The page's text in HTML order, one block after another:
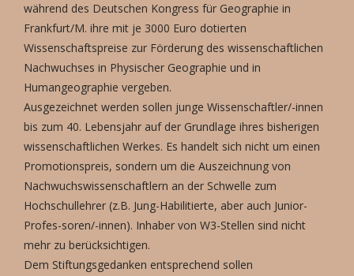
während des Deutschen Kongress für Geographie in
Frankfurt/M. ihre mit je 3000 Euro dotierten
Wissenschaftspreise zur Förderung des wissenschaftlichen
Nachwuchses in Physischer Geographie und in
Humangeographie vergeben.
Ausgezeichnet werden sollen junge Wissenschaftler/-innen
bis zum 40. Lebensjahr auf der Grundlage ihres bisherigen
wissenschaftlichen Werkes. Es handelt sich nicht um einen
Promotionspreis, sondern um die Auszeichnung von
Nachwuchswissenschaftlern an der Schwelle zum
Hochschullehrer (z.B. Jung-Habilitierte, aber auch Junior-
Profes-soren/-innen). Inhaber von W3-Stellen sind nicht
mehr zu berücksichtigen.
Dem Stiftungsgedanken entsprechend sollen